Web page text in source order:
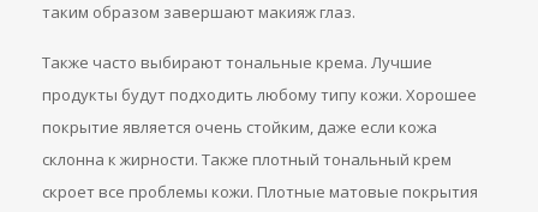
таким образом завершают макияж глаз.
Также часто выбирают тональные крема. Лучшие
продукты будут подходить любому типу кожи. Хорошее
покрытие является очень стойким, даже если кожа
склонна к жирности. Также плотный тональный крем
скроет все проблемы кожи. Плотные матовые покрытия